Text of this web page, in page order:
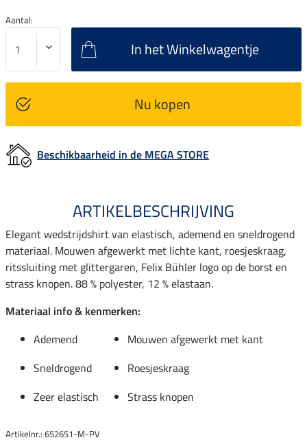
Aantal:
In het Winkelwagentje
Nu kopen
Beschikbaarheid in de MEGA STORE
ARTIKELBESCHRIJVING
Elegant wedstrijdshirt van elastisch, ademend en sneldrogend
materiaal. Mouwen afgewerkt met lichte kant, roesjeskraag,
ritssluiting met glittergaren, Felix Bühler logo op de borst en
strass knopen. 88 % polyester, 12 % elastaan.
Materiaal info & kenmerken:
Ademend
Mouwen afgewerkt met kant
Sneldrogend
Roesjeskraag
Zeer elastisch
Strass knopen
Artikelnr.: 652651-M-PV